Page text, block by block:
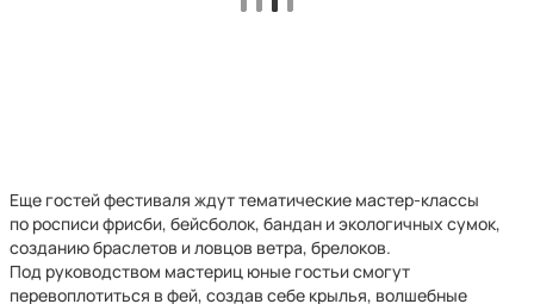
Еще гостей фестиваля ждут тематические мастер-классы
по росписи фрисби, бейсболок, бандан и экологичных сумок,
созданию браслетов и ловцов ветра, брелоков.
Под руководством мастериц юные гостьи смогут
перевоплотиться в фей, создав себе крылья, волшебные